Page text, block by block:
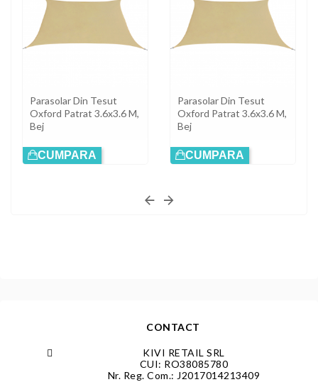
Parasolar Din Tesut
Oxford Patrat 3.6x3.6 M,
Bej
CUMPARA
Parasolar Din Tesut
Oxford Patrat 3.6x3.6 M,
Bej
CUMPARA
CONTACT
KIVI RETAIL SRL
CUI: RO38085780
Nr. Reg. Com.: J2017014213409